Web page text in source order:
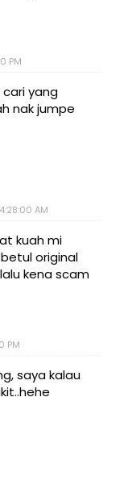
PM
yang
nak jumpe
AM
kuah mi
original
kena scam
PM
saya kalau